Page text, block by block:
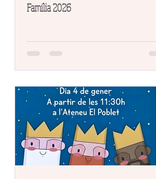
Família 2026